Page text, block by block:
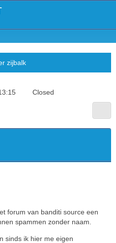
Closed
forum van banditi source een
spammen zonder naam.
sinds ik hier me eigen